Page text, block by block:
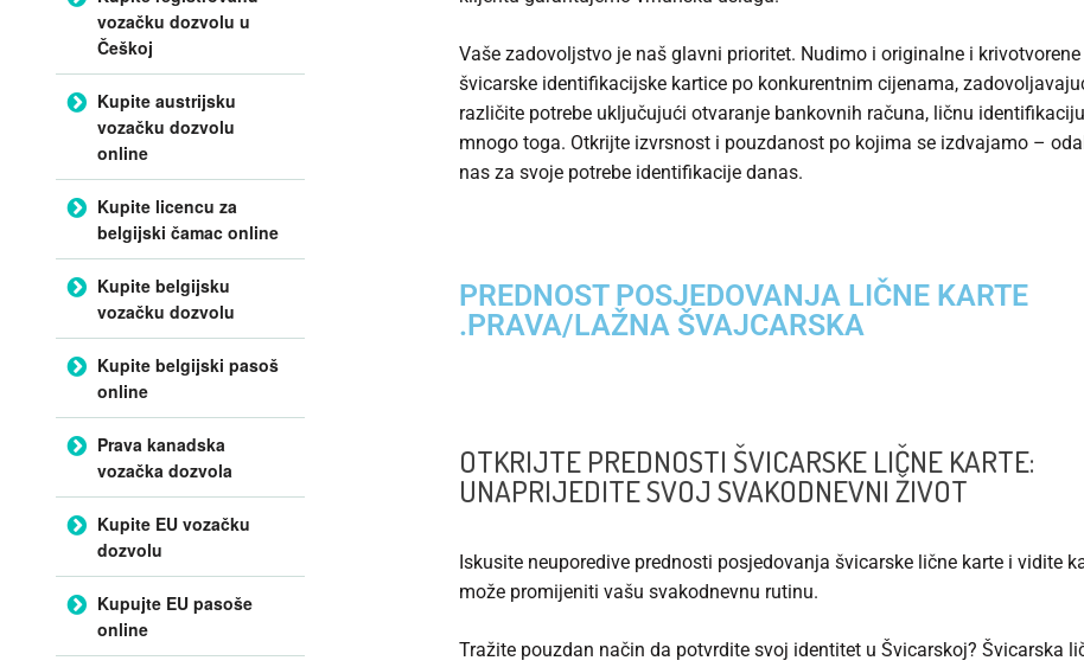
Vaše zadovoljstvo je naš glavni prioritet. Nudimo i originalne i krivotvorene
švicarske identifikacijske kartice po konkurentnim cijenama,
različite potrebe uključujući otvaranje bankovnih računa, ličnu
mnogo toga. Otkrijte izvrsnost i pouzdanost po kojima se izdvajamo –
nas za svoje potrebe identifikacije danas.
PREDNOST POSJEDOVANJA LIČNE KARTE
.PRAVA/LAŽNA ŠVAJCARSKA
OTKRIJTE PREDNOSTI ŠVICARSKE LIČNE KARTE:
UNAPRIJEDITE SVOJ SVAKODNEVNI ŽIVOT
Iskusite neuporedive prednosti posjedovanja švicarske lične karte i vidite
može promijeniti vašu svakodnevnu rutinu.
Tražite pouzdan način da potvrdite svoj identitet u Švicarskoj? Švicarska
vozačku dozvolu u
Češkoj
Kupite austrijsku
vozačku dozvolu
online
Kupite licencu za
belgijski čamac online
Kupite belgijsku
vozačku dozvolu
Kupite belgijski pasoš
online
Prava kanadska
vozačka dozvola
Kupite EU vozačku
dozvolu
Kupujte EU pasoše
online